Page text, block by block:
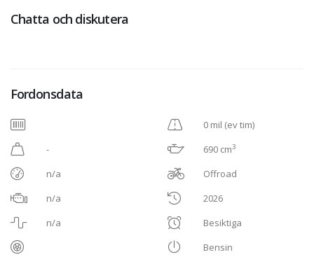
Chatta och diskutera
Fordonsdata
-
n/a
n/a
n/a
0 mil (ev tim)
690 cm3
Offroad
2026
Besiktiga
Bensin